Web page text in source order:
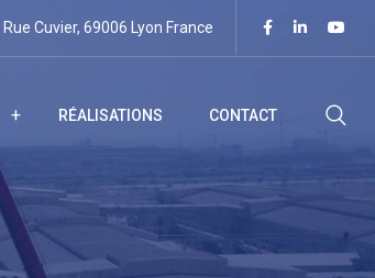
Rue Cuvier, 69006 Lyon France
RÉALISATIONS CONTACT